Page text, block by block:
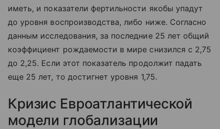
иметь, и показатели фертильности якобы упадут
до уровня воспроизводства, либо ниже. Согласно
данным исследования, за последние 25 лет общий
коэффициент рождаемости в мире снизился с 2,75
до 2,25. Если этот показатель продолжит падать
еще 25 лет, то достигнет уровня 1,75.
Кризис Евроатлантической
модели глобализации